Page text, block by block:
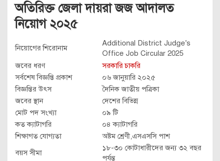
অতিরিক্ত জেলা দায়রা জজ আদালত
নিয়োগ ২০২৫
নিয়োগের শিরোনাম
Additional District Judge’s
Office Job Circular 2025
জবের ধরণ
সরকারি চাকরি
সর্বশেষ বিজ্ঞপ্তি প্রকাশ
০৬ জানুয়ারি ২০২৫
বিজ্ঞপ্তির উৎস
দৈনিক জাতীয় পত্রিকা
জবের স্থান
দেশের বিভিন্ন
মোট পদ সংখ্যা
০৯ টি
কত ক্যাটাগরি
০৪ ক্যাটাগরি
শিক্ষাগত যোগ্যতা
অষ্টম শ্রেণী,এসএসসি পাশ
বয়স সীমা
১৮-৩০ কোটাধারীদের জন্য ৩২ বছর
পর্যন্ত